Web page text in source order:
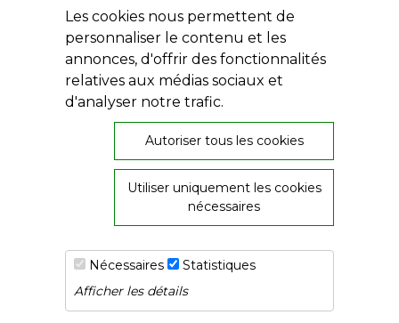
Les cookies nous permettent de
personnaliser le contenu et les
annonces, d'offrir des fonctionnalités
relatives aux médias sociaux et
d'analyser notre trafic.
Autoriser tous les cookies
Utiliser uniquement les cookies
nécessaires
Nécessaires
Statistiques
Afficher les détails
Livres numériques
Mentions légales
Conditions générales
Politique de confidentialité
36000 Châteauroux
02 54 60 08 06